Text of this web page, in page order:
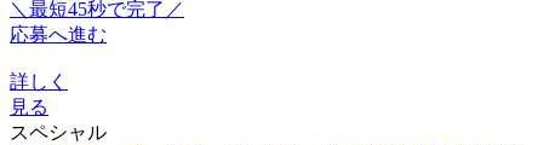
＼最短45秒で完了／
応募へ進む
詳しく
見る
スペシャル